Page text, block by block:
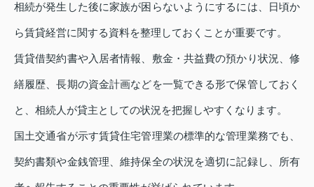
相続が発生した後に家族が困らないようにするには、日頃か
ら賃貸経営に関する資料を整理しておくことが重要です。
賃貸借契約書や入居者情報、敷金・共益費の預かり状況、修
繕履歴、長期の資金計画などを一覧できる形で保管しておく
と、相続人が貸主としての状況を把握しやすくなります。
国土交通省が示す賃貸住宅管理業の標準的な管理業務でも、
契約書類や金銭管理、維持保全の状況を適切に記録し、所有